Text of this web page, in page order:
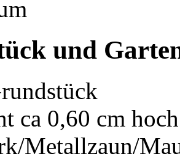
und
ca 0,60 cm
Metallzaun/